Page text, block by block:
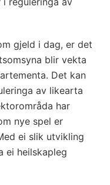
gjeld i dag, er det
blir vekta
Det kan
av likearta
har
nye spel er
ei slik utvikling
ei heilskapleg